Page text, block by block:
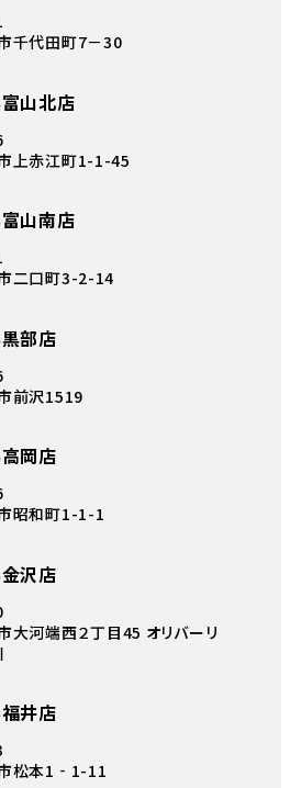
千代田町7－30
山北店
上赤江町1-1-45
山南店
二口町3-2-14
部店
前沢1519
岡店
昭和町1-1-1
沢店
大河端西２丁目45 オリバーリ
井店
松本1‐1-11